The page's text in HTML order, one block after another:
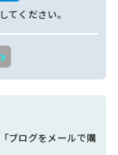
てください。
ブログをメールで購